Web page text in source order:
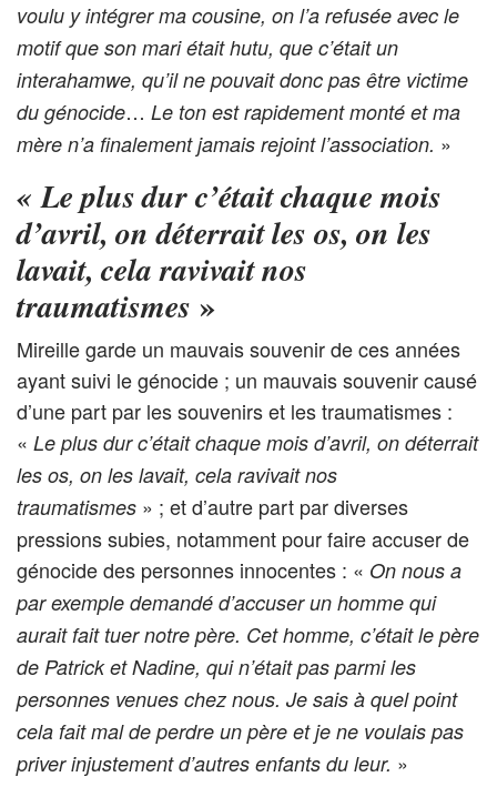
voulu y intégrer ma cousine, on l’a refusée avec le
motif que son mari était hutu, que c’était un
interahamwe, qu’il ne pouvait donc pas être victime
du génocide… Le ton est rapidement monté et ma
mère n’a finalement jamais rejoint l’association. »
«Le plus dur c’était chaque mois
d’avril, on déterrait les os, on les
lavait, cela ravivait nos
traumatismes »
Mireille garde un mauvais souvenir de ces années
ayant suivi le génocide ; un mauvais souvenir causé
d’une part par les souvenirs et les traumatismes :
« Le plus dur c’était chaque mois d’avril, on déterrait
les os, on les lavait, cela ravivait nos
traumatismes » ; et d’autre part par diverses
pressions subies, notamment pour faire accuser de
génocide des personnes innocentes : « On nous a
par exemple demandé d’accuser un homme qui
aurait fait tuer notre père. Cet homme, c’était le père
de Patrick et Nadine, qui n’était pas parmi les
personnes venues chez nous. Je sais à quel point
cela fait mal de perdre un père et je ne voulais pas
priver injustement d’autres enfants du leur. »